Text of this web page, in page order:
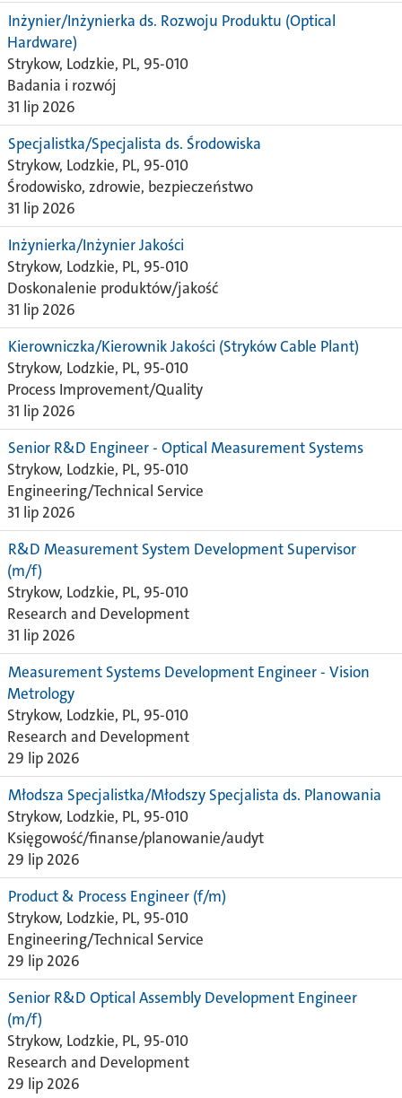
Inżynier/Inżynierka ds. Rozwoju Produktu (Optical
Hardware)
Strykow, Lodzkie, PL, 95-010
Badania i rozwój
31 lip 2026
Specjalistka/Specjalista ds. Środowiska
Strykow, Lodzkie, PL, 95-010
Środowisko, zdrowie, bezpieczeństwo
31 lip 2026
Inżynierka/Inżynier Jakości
Strykow, Lodzkie, PL, 95-010
Doskonalenie produktów/jakość
31 lip 2026
Kierowniczka/Kierownik Jakości (Stryków Cable Plant)
Strykow, Lodzkie, PL, 95-010
Process Improvement/Quality
31 lip 2026
Senior R&D Engineer - Optical Measurement Systems
Strykow, Lodzkie, PL, 95-010
Engineering/Technical Service
31 lip 2026
R&D Measurement System Development Supervisor
(m/f)
Strykow, Lodzkie, PL, 95-010
Research and Development
31 lip 2026
Measurement Systems Development Engineer - Vision
Metrology
Strykow, Lodzkie, PL, 95-010
Research and Development
29 lip 2026
Młodsza Specjalistka/Młodszy Specjalista ds. Planowania
Strykow, Lodzkie, PL, 95-010
Księgowość/finanse/planowanie/audyt
29 lip 2026
Product & Process Engineer (f/m)
Strykow, Lodzkie, PL, 95-010
Engineering/Technical Service
29 lip 2026
Senior R&D Optical Assembly Development Engineer
(m/f)
Strykow, Lodzkie, PL, 95-010
Research and Development
29 lip 2026